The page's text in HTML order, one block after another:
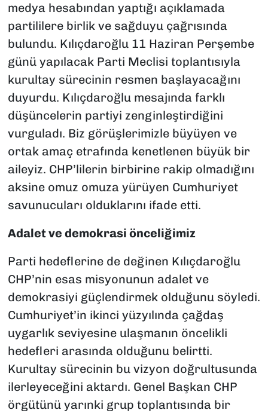
medya hesabından yaptığı açıklamada
partililere birlik ve sağduyu çağrısında
bulundu. Kılıçdaroğlu 11 Haziran Perşembe
günü yapılacak Parti Meclisi toplantısıyla
kurultay sürecinin resmen başlayacağını
duyurdu. Kılıçdaroğlu mesajında farklı
düşüncelerin partiyi zenginleştirdiğini
vurguladı. Biz görüşlerimizle büyüyen ve
ortak amaç etrafında kenetlenen büyük bir
aileyiz. CHP’lilerin birbirine rakip olmadığını
aksine omuz omuza yürüyen Cumhuriyet
savunucuları olduklarını ifade etti.
Adalet ve demokrasi önceliğimiz
Parti hedeflerine de değinen Kılıçdaroğlu
CHP’nin esas misyonunun adalet ve
demokrasiyi güçlendirmek olduğunu söyledi.
Cumhuriyet’in ikinci yüzyılında çağdaş
uygarlık seviyesine ulaşmanın öncelikli
hedefleri arasında olduğunu belirtti.
Kurultay sürecinin bu vizyon doğrultusunda
ilerleyeceğini aktardı. Genel Başkan CHP
örgütünü yarınki grup toplantısında bir